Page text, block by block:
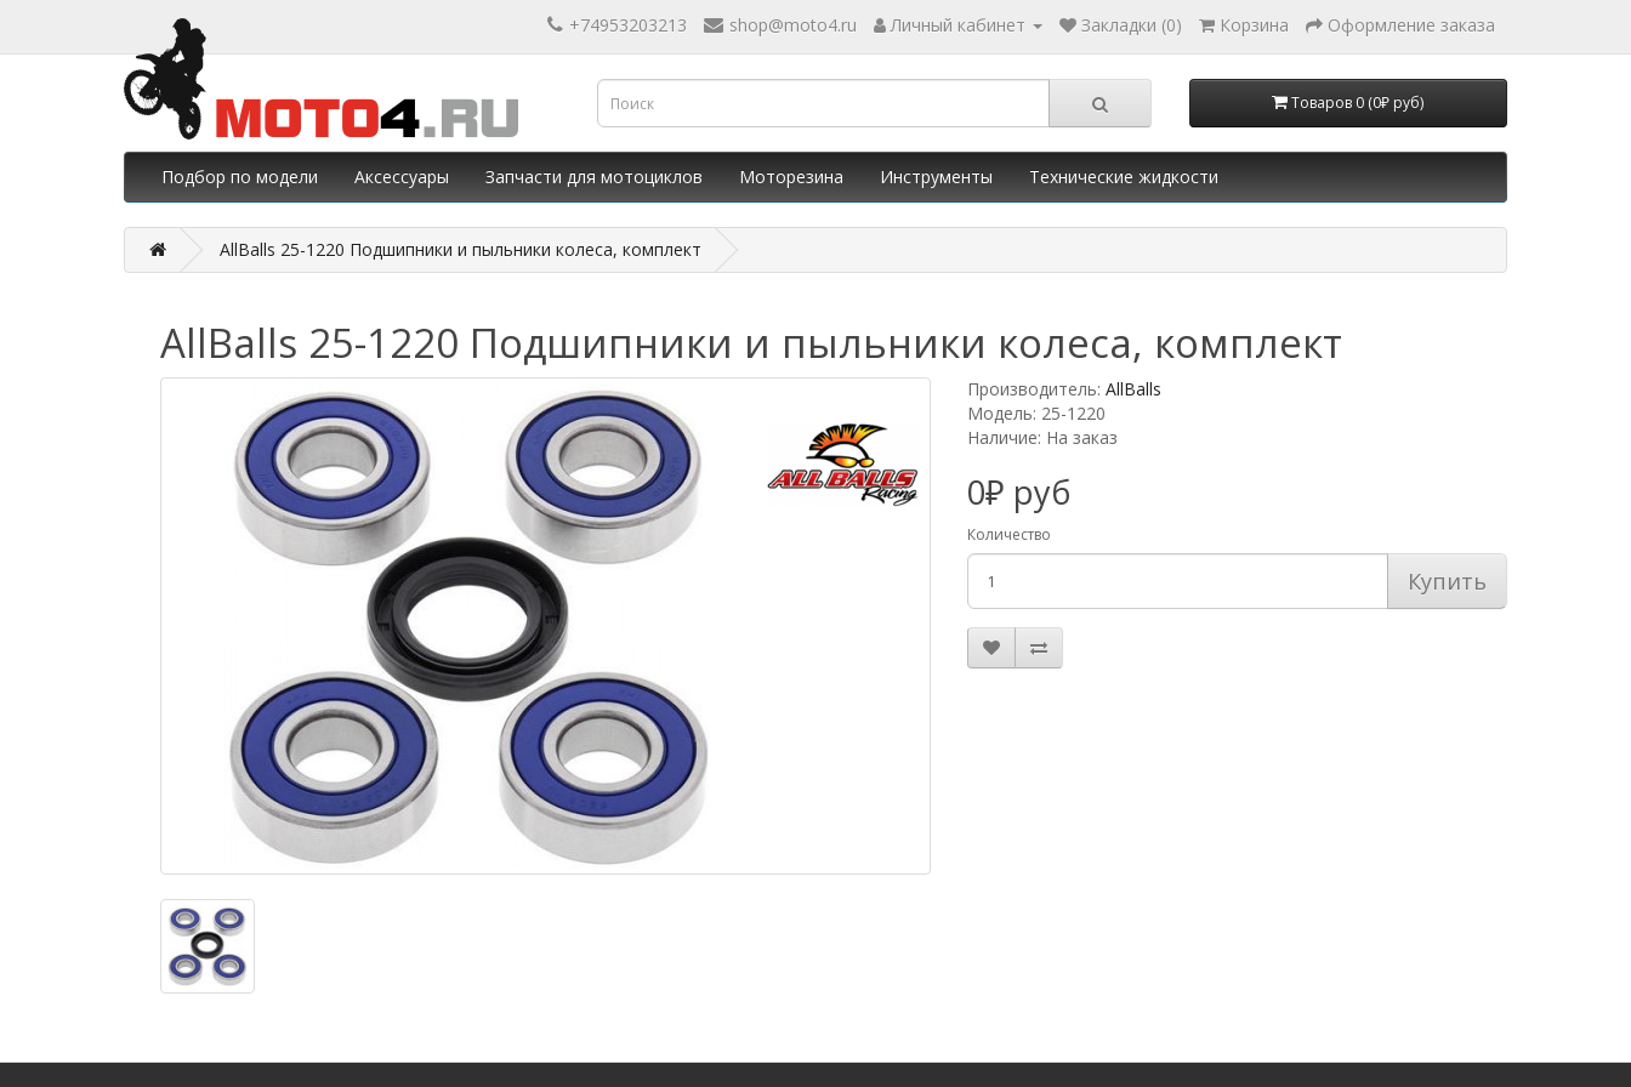
+74953203213 shop@moto4.ru Личный кабинет Закладки (0) Корзина Оформление заказа
Товаров 0 (0₽ руб)
Подбор по модели Аксессуары Запчасти для мотоциклов Моторезина Инструменты Технические жидкости
AllBalls 25-1220 Подшипники и пыльники колеса, комплект
AllBalls 25-1220 Подшипники и пыльники колеса, комплект
Производитель: AllBalls
Модель: 25-1220
Наличие: На заказ
0₽ руб
Количество
Купить